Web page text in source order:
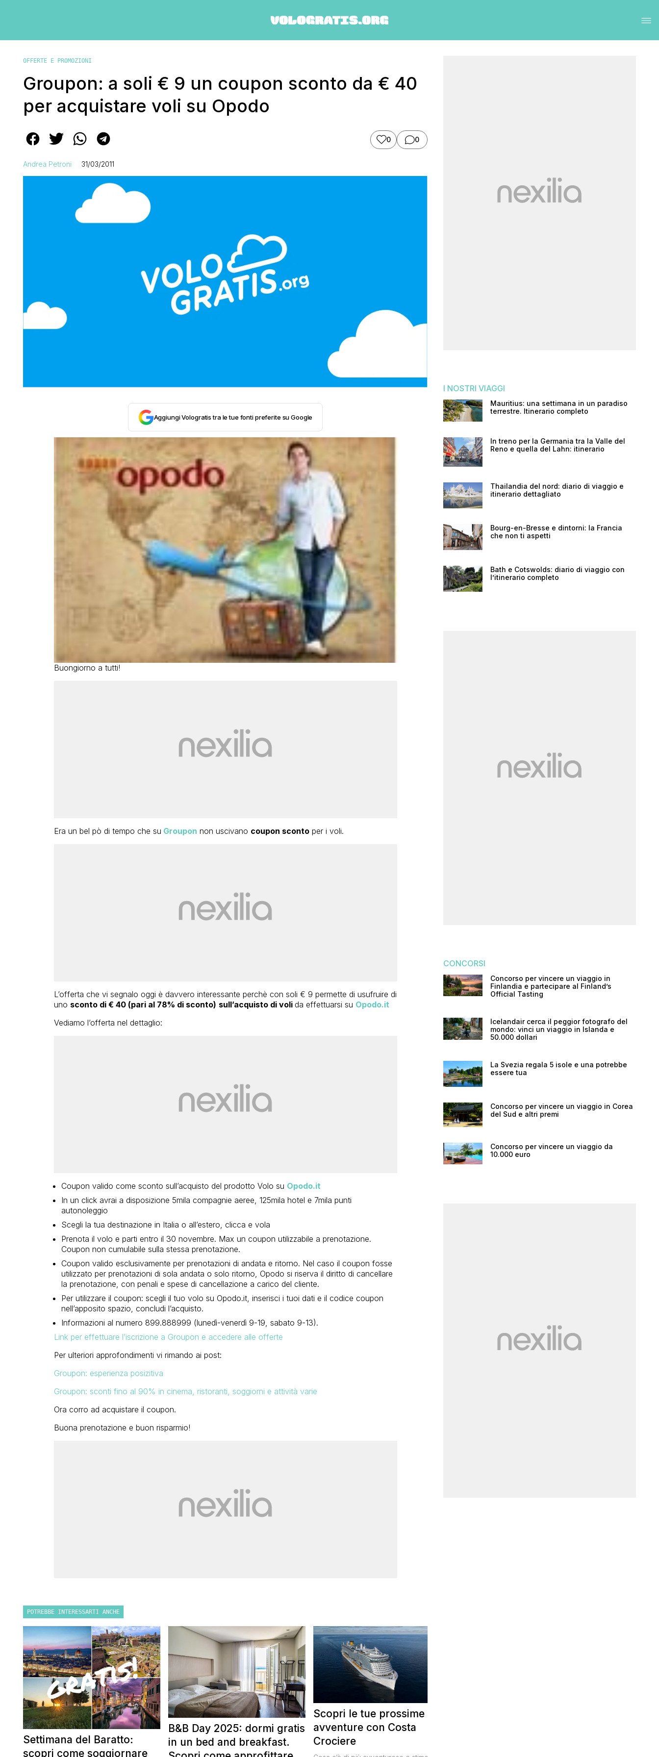
OFFERTE E PROMOZIONI
Groupon: a soli € 9 un coupon sconto da € 40
per acquistare voli su Opodo
0 0
Andrea Petroni 31/03/2011
Aggiungi Vologratis tra le tue fonti preferite su Google
Buongiorno a tutti!
Era un bel pò di tempo che su Groupon non uscivano coupon scontoper i voli.
L’offerta che vi segnalo oggi è davvero interessante perchè con soli € 9 permette di usufruire di
uno sconto di € 40 (pari al 78% di sconto) sull’acquisto di voli da effettuarsi su Opodo.it
Vediamo l’offerta nel dettaglio:
Coupon valido come sconto sull’acquisto del prodotto Volo su Opodo.it
In un click avrai a disposizione 5mila compagnie aeree, 125mila hotel e 7mila punti
autonoleggio
Scegli la tua destinazione in Italia o all’estero, clicca e vola
Prenota il volo e parti entro il 30 novembre. Max un coupon utilizzabile a prenotazione.
Coupon non cumulabile sulla stessa prenotazione.
Coupon valido esclusivamente per prenotazioni di andata e ritorno. Nel caso il coupon fosse
utilizzato per prenotazioni di sola andata o solo ritorno, Opodo si riserva il diritto di cancellare
la prenotazione, con penali e spese di cancellazione a carico del cliente.
Per utilizzare il coupon: scegli il tuo volo su Opodo.it, inserisci i tuoi dati e il codice coupon
nell’apposito spazio, concludi l’acquisto.
Informazioni al numero 899.888999 (lunedì-venerdì 9-19, sabato 9-13).
Link per effettuare l’iscrizione a Groupon e accedere alle offerte
Per ulteriori approfondimenti vi rimando ai post:
Groupon: esperienza posizitiva
Groupon: sconti fino al 90% in cinema, ristoranti, soggiorni e attività varie
Ora corro ad acquistare il coupon.
Buona prenotazione e buon risparmio!
POTREBBE INTERESSARTI ANCHE
Settimana del Baratto:
scopri come soggiornare
B&B Day 2025: dormi gratis
in un bed and breakfast.
Scopri le tue prossime
avventure con Costa
Crociere
I NOSTRI VIAGGI
Mauritius: una settimana in un paradiso
terrestre. Itinerario completo
In treno per la Germania tra la Valle del
Reno e quella del Lahn: itinerario
Thailandia del nord: diario di viaggio e
itinerario dettagliato
Bourg-en-Bresse e dintorni: la Francia
che non ti aspetti
Bath e Cotswolds: diario di viaggio con
l’itinerario completo
CONCORSI
Concorso per vincere un viaggio in
Finlandia e partecipare al Finland’s
Official Tasting
Icelandair cerca il peggior fotografo del
mondo: vinci un viaggio in Islanda e
50.000 dollari
La Svezia regala 5 isole e una potrebbe
essere tua
Concorso per vincere un viaggio in Corea
del Sud e altri premi
Concorso per vincere un viaggio da
10.000 euro